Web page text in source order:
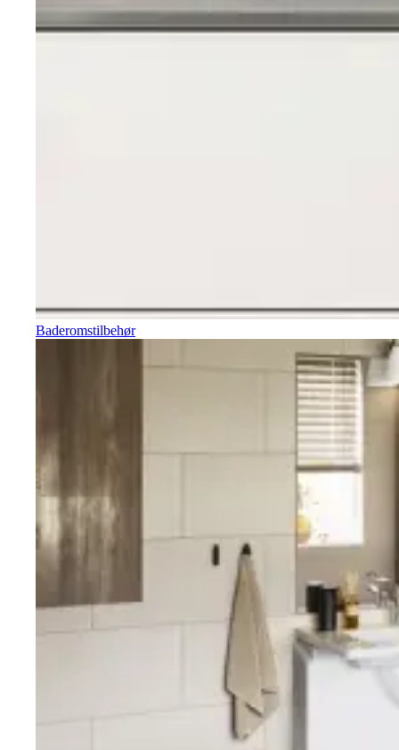
Baderomstilbehør